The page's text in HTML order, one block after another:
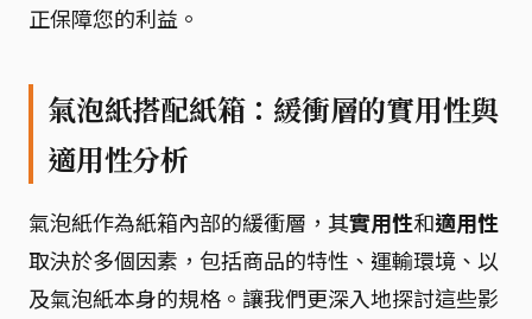
正保障您的利益。
氣泡紙搭配紙箱：緩衝層的實用性與
適用性分析
氣泡紙作為紙箱內部的緩衝層，其實用性和適用性
取決於多個因素，包括商品的特性、運輸環境、以
及氣泡紙本身的規格。讓我們更深入地探討這些影